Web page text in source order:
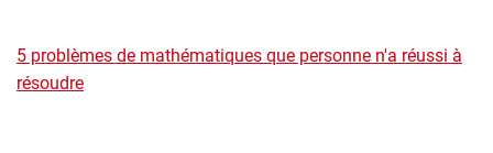
5 problèmes de mathématiques que personne n'a réussi à
résoudre